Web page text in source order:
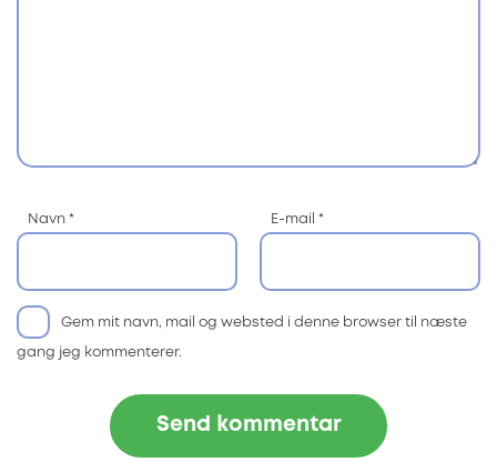
Navn * E-mail *
Gem mit navn, mail og websted i denne browser til næste
gang jeg kommenterer.